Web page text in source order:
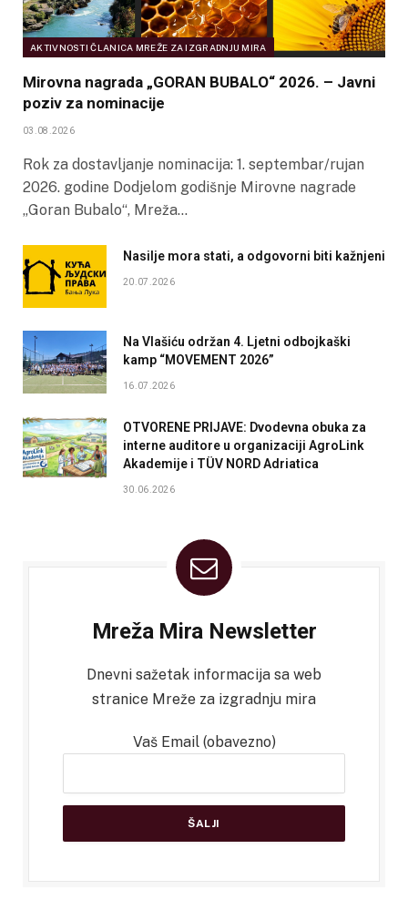
AKTIVNOSTI ČLANICA MREŽE ZA IZGRADNJU MIRA
Mirovna nagrada „GORAN BUBALO“ 2026. – Javni
poziv za nominacije
03.08.2026
Rok za dostavljanje nominacija: 1. septembar/rujan
2026. godine Dodjelom godišnje Mirovne nagrade
„Goran Bubalo“, Mreža…
Nasilje mora stati, a odgovorni biti kažnjeni
20.07.2026
Na Vlašiću održan 4. Ljetni odbojkaški
kamp “MOVEMENT 2026”
16.07.2026
OTVORENE PRIJAVE: Dvodevna obuka za
interne auditore u organizaciji AgroLink
Akademije i TÜV NORD Adriatica
30.06.2026
Mreža Mira Newsletter
Dnevni sažetak informacija sa web
stranice Mreže za izgradnju mira
Vaš Email (obavezno)